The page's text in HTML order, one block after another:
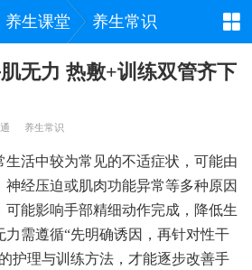
养生课堂 养生常识
无力 热敷+训练双管齐下
养生常识
生活中较为常见的不适症状，可能由
经压迫或肌肉功能异常等多种原因
可能影响手部精细动作完成，降低生
需遵循“先明确诱因，再针对性干
护理与训练方法，才能逐步改善手